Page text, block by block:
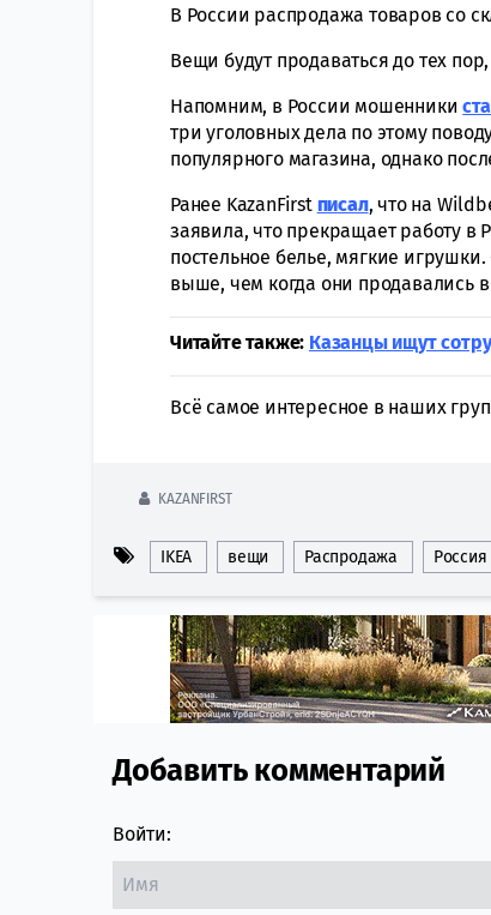
В России распродажа товаров со
Вещи будут продаваться до тех
Напомним, в России мошенники
три уголовных дела по этому
популярного магазина, однако
Ранее KazanFirst писал, что на
заявила, что прекращает работу в
постельное белье, мягкие
выше, чем когда они продавались в
Читайте также: Казанцы ищут
Всё самое интересное в наших
KAZANFIRST
IKEA вещи Распродажа Россия
Comment section
Добавить комментарий
Войти: